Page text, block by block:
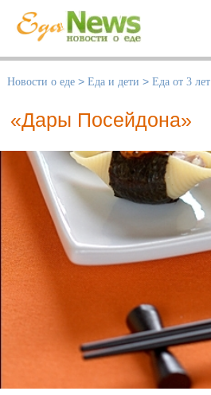
Новости о еде > Еда и дети > Еда от 3 лет
«Дары Посейдона»